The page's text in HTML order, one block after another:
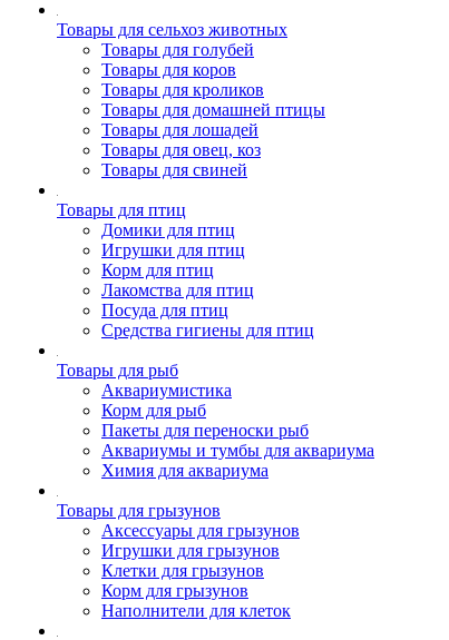
Товары для сельхоз животных
Товары для голубей
Товары для коров
Товары для кроликов
Товары для домашней птицы
Товары для лошадей
Товары для овец, коз
Товары для свиней
Товары для птиц
Домики для птиц
Игрушки для птиц
Корм для птиц
Лакомства для птиц
Посуда для птиц
Средства гигиены для птиц
Товары для рыб
Аквариумистика
Корм для рыб
Пакеты для переноски рыб
Аквариумы и тумбы для аквариума
Химия для аквариума
Товары для грызунов
Аксессуары для грызунов
Игрушки для грызунов
Клетки для грызунов
Корм для грызунов
Наполнители для клеток